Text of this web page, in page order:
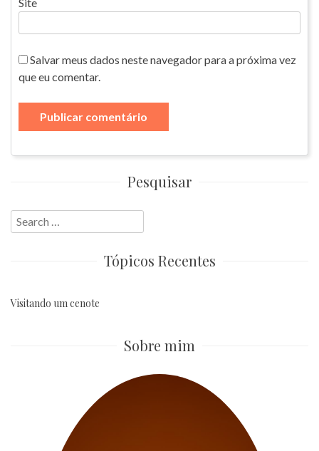
Salvar meus dados neste navegador para a próxima vez
que eu comentar.
Pesquisar
Search
for:
Tópicos Recentes
Visitando um cenote
Sobre mim